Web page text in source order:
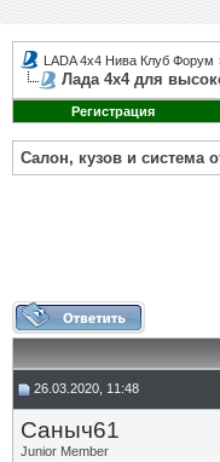
LADA 4x4 Нива Клуб Форум
Лада 4х4 для
Регистрация
Салон, кузов и система
26.03.2020, 11:48
Саныч61
Junior Member